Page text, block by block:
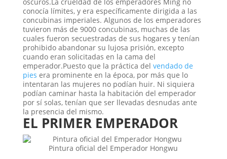
conocía límites, y era específicamente dirigida a las
concubinas imperiales. Algunos de los emperadores
tuvieron más de 9000 concubinas, muchas de las
cuales fueron secuestradas de sus hogares y tenían
prohibido abandonar su lujosa prisión, excepto
cuando eran solicitadas en la cama del
emperador.Puesto que la práctica del vendado de
pies era prominente en la época, por más que lo
intentaran las mujeres no podían huir. Ni siquiera
podían caminar hasta la habitación del emperador
por sí solas, tenían que ser llevadas desnudas ante
la presencia del mismo.
EL PRIMER EMPERADOR
Pintura oficial del Emperador Hongwu